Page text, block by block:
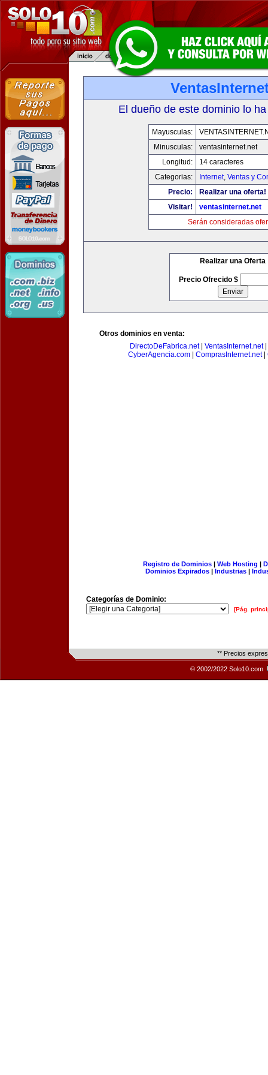
El dueño de este dominio lo
Mayusculas:
Minusculas:
ventasinternet.net
Longitud:
14 caracteres
Categorias:
Internet, Ventas y
Precio:
Realizar una oferta!
Visitar!
ventasinternet.net
Serán consideradas
Realizar una Oferta
Precio Ofrecido $
Otros dominios en venta:
DirectoDeFabrica.net| VentasInternet.net|
CyberAgencia.com| ComprasInternet.net|
Registro de Dominios| Web Hosting |
Dominios Expirados | Industrias |
Categorías de Dominio:
[Pág.
** Precios
© 2002/2022 Solo10.com